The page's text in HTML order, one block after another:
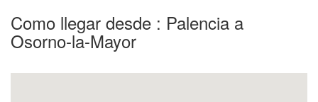
Como llegar desde : Palencia a
Osorno-la-Mayor